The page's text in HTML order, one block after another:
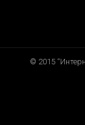
© 2015